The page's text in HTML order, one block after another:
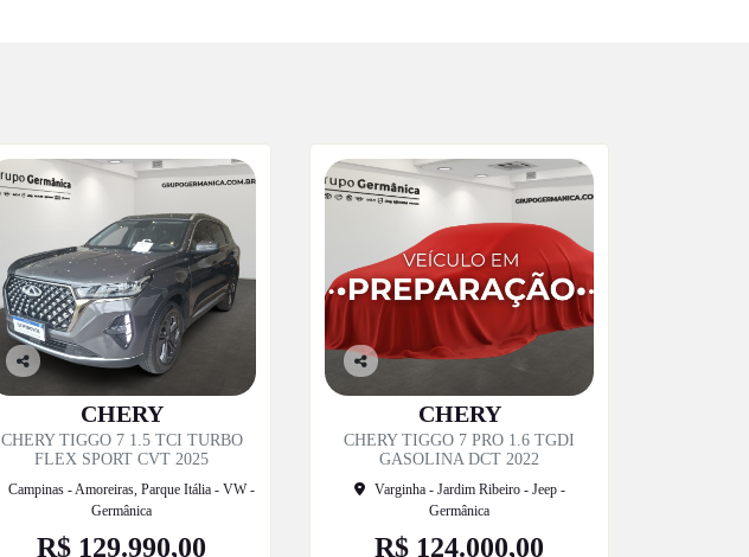
Co
he
CHERY
CHERY TIGGO 7 1.5 TCI TURBO
FLEX SPORT CVT 2025
Campinas - Amoreiras, Parque Itália - VW -
Germânica
R$ 129.990,00
Co
he
CHERY
CHERY TIGGO 7 PRO 1.6 TGDI
GASOLINA DCT 2022
Varginha - Jardim Ribeiro - Jeep -
Germânica
R$ 124.000,00